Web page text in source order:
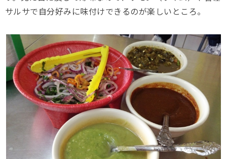
サルサで自分好みに味付けできるのが楽しいところ。